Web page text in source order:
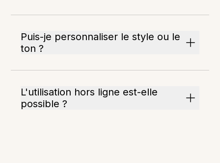
Puis-je personnaliser le style ou le
ton ?
L'utilisation hors ligne est-elle
possible ?